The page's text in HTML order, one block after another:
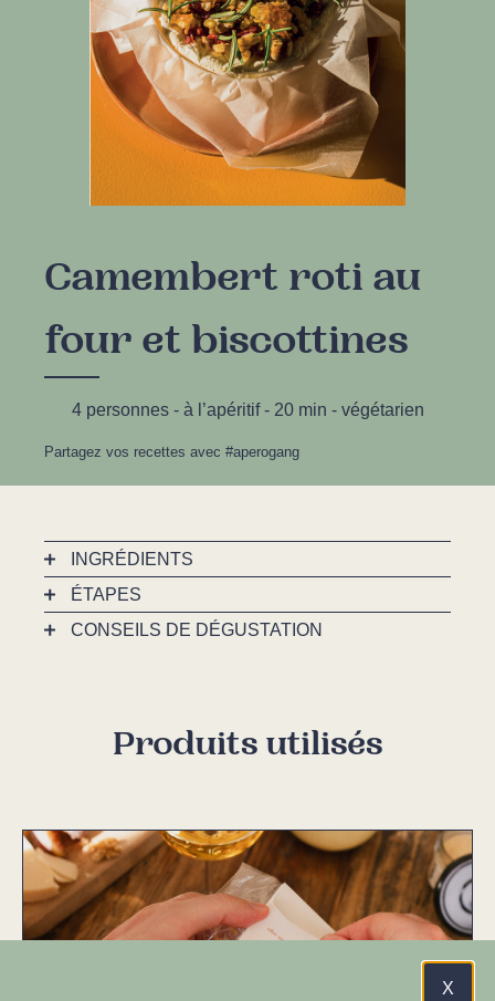
Camembert roti au
four et biscottines
4 personnes - à l’apéritif - 20 min - végétarien
Partagez vos recettes avec #aperogang
INGRÉDIENTS
ÉTAPES
CONSEILS DE DÉGUSTATION
Produits utilisés
X